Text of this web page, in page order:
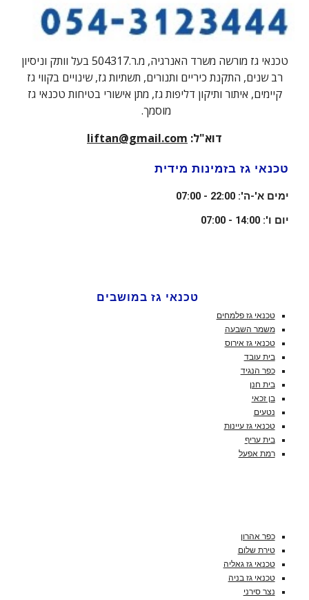
טכנאי גז מורשה משרד האנרגיה, מ.ר.504317 בעל וותק וניסיון
רב שנים, התקנת כיריים ותנורים, תשתיות גז, שינויים בקווי גז
קיימים, איתור ותיקון דליפות גז, מתן אישורי בטיחות טכנאי גז
מוסמך.
דוא"ל: liftan@gmail.com
טכנאי גז בזמינות מידית
ימים א'-ה': 22:00 - 07:00
יום ו': 14:00 - 07:00
טכנאי גז במושבים
טכנאי גז פלמחים
משמר השבעה
טכנאי גז אירוס
בית עובד
כפר הנגיד
בית חנן
בן זכאי
נטעים
טכנאי גז עיינות
בית עריף
רמת אפעל
כפר אהרון
טירת שלום
טכנאי גז גאליה
טכנאי גז בניה
נצר סירני